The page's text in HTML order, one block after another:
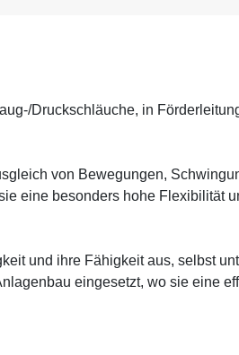
Druckschläuche, in
von Bewegungen,
eine besonders hohe Flexibilität
und ihre Fähigkeit aus, selbst
eingesetzt, wo sie eine